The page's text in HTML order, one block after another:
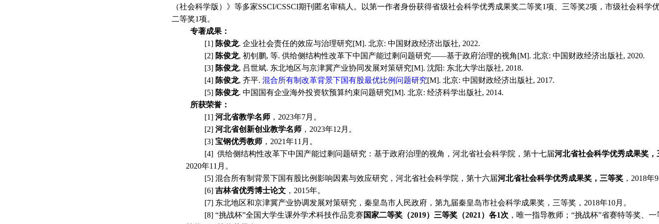
（社会科学版）》等多家SSCI/CSSCI期刊匿名审稿人。 以第一作者身份获得省级社会科学优秀成果奖二等奖1项、三等奖2项，市级社会科学
二等奖1项。
专著成果：
[1] 陈俊龙. 企业社会责任的效应与治理研究[M]. 北京: 中国财政经济出版社, 2022.
[2] 陈俊龙, 初钊鹏, 等. 供给侧结构性改革下中国产能过剩问题研究——基于政府治理的视角[M]. 北京: 中国财政经济出版社, 2020.
[3] 陈俊龙, 吕世斌. 东北地区与京津冀产业协同发展对策研究[M]. 沈阳: 东北大学出版社, 2018.
[4] 陈俊龙, 齐平. 混合所有制改革背景下国有股最优比例问题研究[M]. 北京: 中国财政经济出版社, 2017.
[5] 陈俊龙. 中国国有企业海外投资软预算约束问题研究[M]. 北京: 经济科学出版社, 2014.
所获荣誉：
[1] 河北省教学名师 ， 2023年7月。
[2] 河北省创新创业教学名师 ， 2023年12 月。
[3] 宝钢优秀教师 ， 2021年11 月。
[4] 供给侧结构性改革下中国产能过剩问题研究：基于政府治理的视角，河北省社会科学院，第十七届河北省社会科学优秀成果奖，
2020年11 月。
[5] 混合所有制背景下国有股比例影响因素与效应研究，河北省社会科学院，第十六届河北省社会科学优秀成果奖，三等奖 ， 2018年9
[6] 吉林省优秀博士论文 ， 2015年。
[7] 东北地区和京津冀产业协调发展对策研究，秦皇岛市人民政府，第九届秦皇岛市社会科学成果奖，三等奖， 2018年10月。
[8] “挑战杯”全国大学生课外学术科技作品竞赛 国家二等奖（2019）三等奖（2021 ）各1次 ，唯一指导教师 ； “挑战杯”省赛特等奖、一